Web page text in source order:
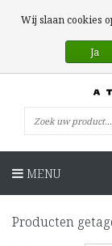
MENU
Producten
Wij slaan cookies
Ja